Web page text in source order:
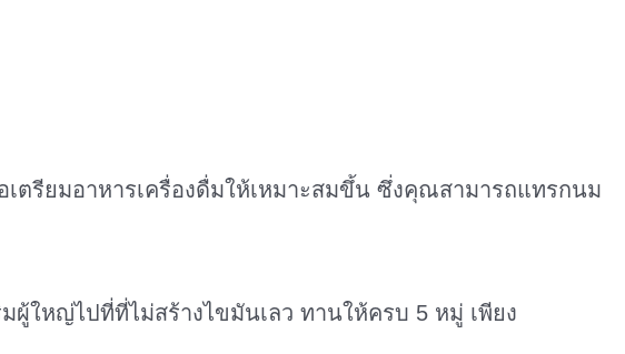
ตรียมอาหารเครื่องดื่มให้เหมาะสมขึ้น ซึ่งคุณสามารถแทรกนม
ผู้ใหญ่ไปที่ที่ไม่สร้างไขมันเลว ทานให้ครบ 5 หมู่ เพียง